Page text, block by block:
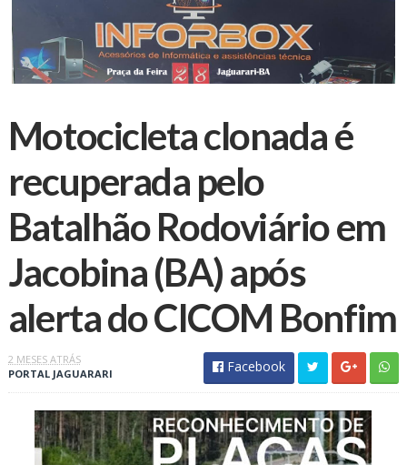
Motocicleta clonada é
recuperada pelo
Batalhão Rodoviário em
Jacobina (BA) após
alerta do CICOM Bonfim
2 MESES ATRÁS
PORTAL JAGUARARI
Facebook